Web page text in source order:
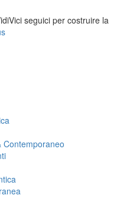
idiVici seguici per costruire la
Contemporaneo